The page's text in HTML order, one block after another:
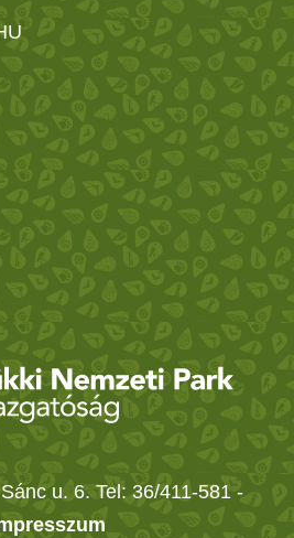
u. 6. Tel: 36/411-581 -